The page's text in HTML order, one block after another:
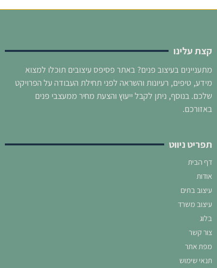
קצת עלינו
מתעניינים בעיצוב פנים? באתר פסיפס עיצובים תוכלו למצוא
מידע, טיפים, רעיונות והשראה לפני תחילת העבודה על הפרויקט
שלכם. בנוסף, ניתן לקבל ייעוץ והצעת מחיר ממעצבי פנים
באזורכם.
תפריט ניווט
דף הבית
אודות
עיצוב בתים
עיצוב משרד
בלוג
צור קשר
מפת אתר
תנאי שימוש